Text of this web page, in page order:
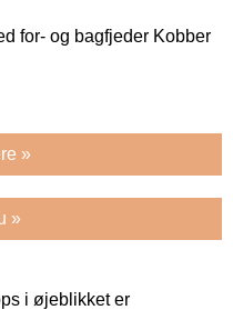
for- og bagfjeder Kobber
»
»
i øjeblikket er